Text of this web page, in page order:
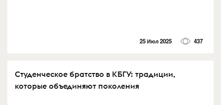
25 Июл 2025 437
Студенческое братство в КБГУ: традиции,
которые объединяют поколения